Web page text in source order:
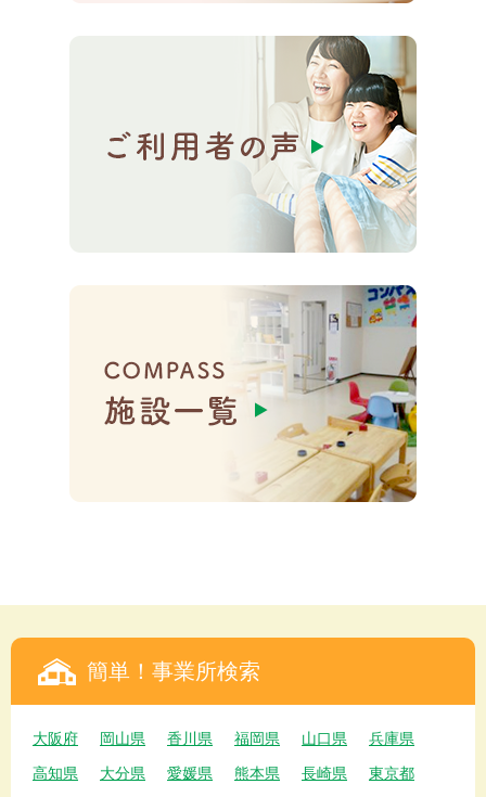
簡単！事業所検索
大阪府 岡山県 香川県 福岡県 山口県
兵庫県
高知県
大分県 愛媛県 熊本県 長崎県
東京都